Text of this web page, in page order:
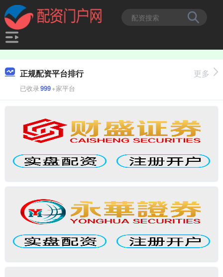
正规配资平台排行
已收录999+家平台
更多